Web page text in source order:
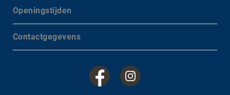
Openingstijden
Contactgegevens